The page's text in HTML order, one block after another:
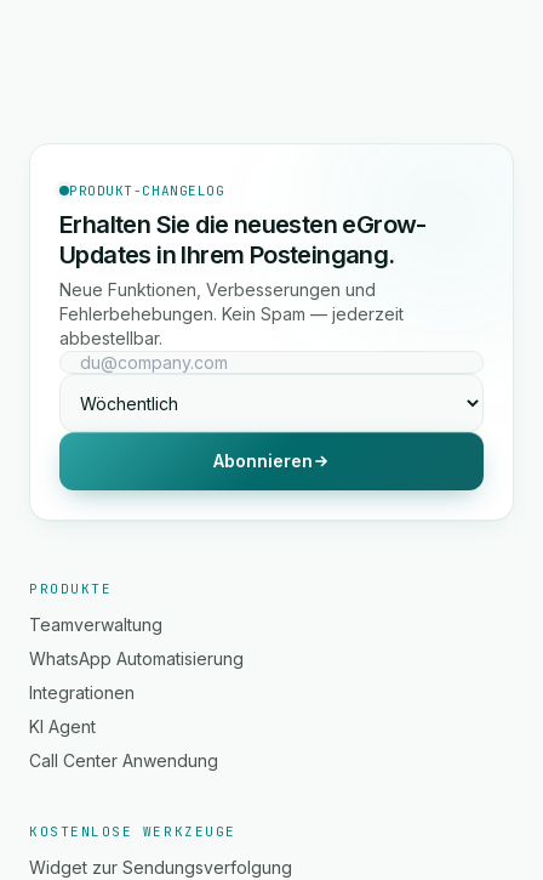
PRODUKT-CHANGELOG
Erhalten Sie die neuesten eGrow-
Updates in Ihrem Posteingang.
Neue Funktionen, Verbesserungen und
Fehlerbehebungen. Kein Spam — jederzeit
abbestellbar.
Abonnieren
PRODUKTE
Teamverwaltung
WhatsApp Automatisierung
Integrationen
KI Agent
Call Center Anwendung
KOSTENLOSE WERKZEUGE
Widget zur Sendungsverfolgung